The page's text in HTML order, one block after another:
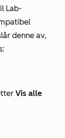
Lab-
denne av,
Vis alle